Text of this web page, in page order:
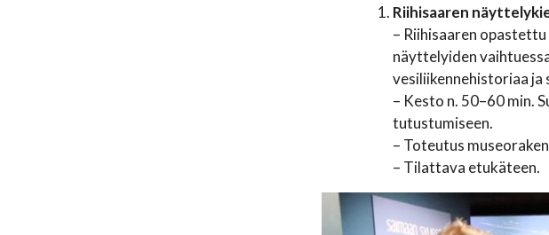
Riihisaaren
– Riihisaaren
näyttelyiden
vesiliikennehistoriaa
– Kesto n. 50–60 min.
tutustumiseen.
– Toteutus
– Tilattava etukäteen.